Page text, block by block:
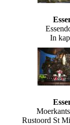
In
Rustoord St